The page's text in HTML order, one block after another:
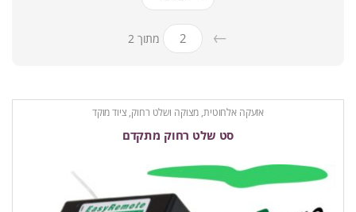
← מתוך 2
אזעקה אלחוטית, מצוקה ושלט רחוק, ציוד מוקד
סט שלט רחוק מתקדם